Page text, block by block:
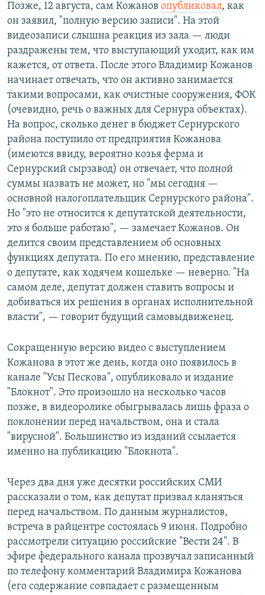
Позже, 12 августа, сам Кожанов опубликовал, как
он заявил, "полную версию записи". На этой
видеозаписи слышна реакция из зала — люди
раздражены тем, что выступающий уходит, как им
кажется, от ответа. После этого Владимир Кожанов
начинает отвечать, что он активно занимается
такими вопросами, как очистные сооружения, ФОК
(очевидно, речь о важных для Сернура объектах).
На вопрос, сколько денег в бюджет Сернурского
района поступило от предприятия Кожанова
(имеются ввиду, вероятно козья ферма и
Сернурский сырзавод) он отвечает, что полной
суммы назвать не может, но "мы сегодня —
основной налогоплательщик Сернурского района".
Но "это не относится к депутатской деятельности,
это я больше работаю", — замечает Кожанов. Он
делится своим представлением об основных
функциях депутата. По его мнению, представление
о депутате, как ходячем кошельке — неверно. "На
самом деле, депутат должен ставить вопросы и
добиваться их решения в органах исполнительной
власти", — говорит будущий самовыдвиженец.
Сокращенную версию видео с выступлением
Кожанова в этот же день, когда оно появилось в
канале "Усы Пескова", опубликовало и издание
"Блокнот". Это произошло на несколько часов
позже, в видеоролике обыгрывалась лишь фраза о
поклонении перед начальством, она и стала
"вирусной". Большинство из изданий ссылается
именно на публикацию "Блокнота".
Через два дня уже десятки российских СМИ
рассказали о том, как депутат призвал кланяться
перед начальством. По данным журналистов,
встреча в райцентре состоялась 9 июня. Подробно
рассмотрели ситуацию российские "Вести 24". В
эфире федерального канала прозвучал записанный
по телефону комментарий Владимира Кожанова
(его содержание совпадает с размещенным